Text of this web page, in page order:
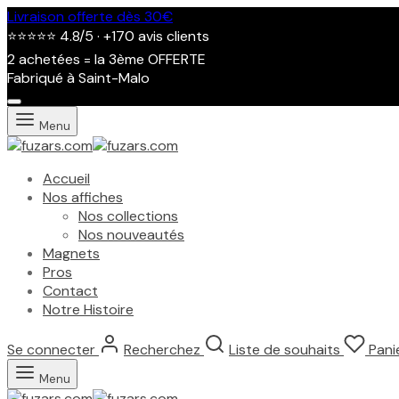
Livraison offerte dès 30€
⭐⭐⭐⭐⭐ 4.8/5 · +170 avis clients
2 achetées = la 3ème OFFERTE
Fabriqué à Saint-Malo
Menu
Accueil
Nos affiches
Nos collections
Nos nouveautés
Magnets
Pros
Contact
Notre Histoire
Se connecter Recherchez Liste de souhaits
Menu